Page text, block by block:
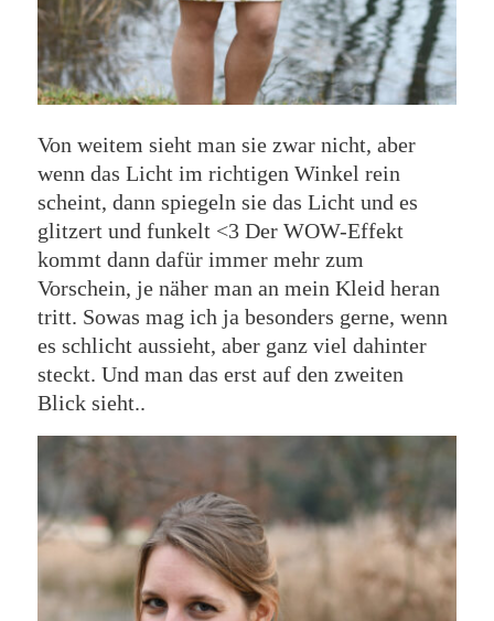
Von weitem sieht man sie zwar nicht, aber
wenn das Licht im richtigen Winkel rein
scheint, dann spiegeln sie das Licht und es
glitzert und funkelt <3 Der WOW-Effekt
kommt dann dafür immer mehr zum
Vorschein, je näher man an mein Kleid heran
tritt. Sowas mag ich ja besonders gerne, wenn
es schlicht aussieht, aber ganz viel dahinter
steckt. Und man das erst auf den zweiten
Blick sieht..